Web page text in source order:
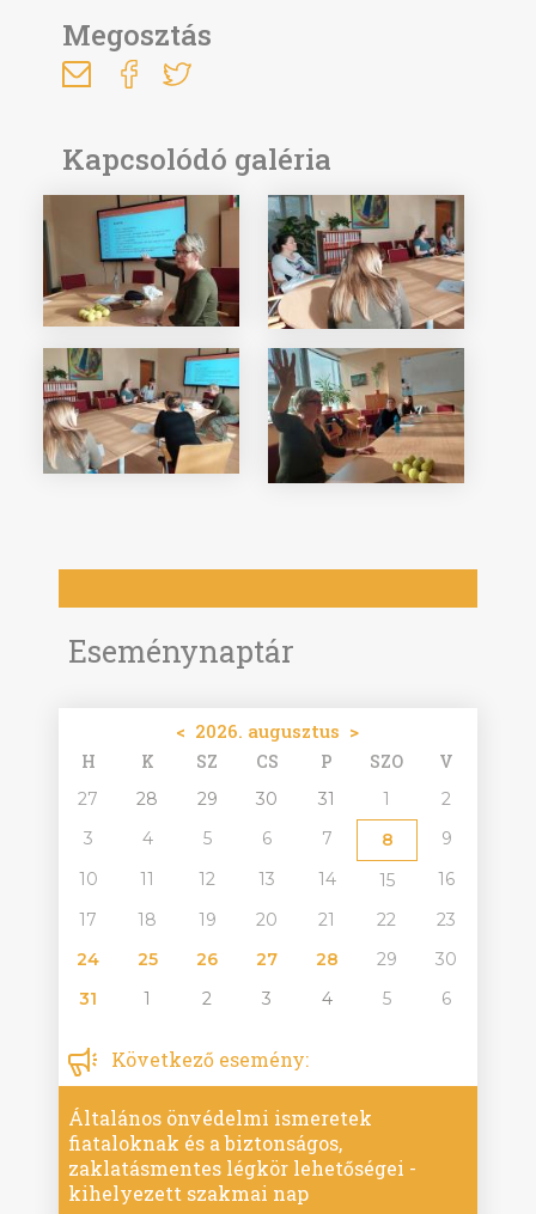
Eseménynaptár
< 2026. augusztus >
H K SZ CS P SZO V
27 28 29 30 31 1
2
3
4 5 6 7 8
9
10
11 12 13 14 15
16
17
18 19 20 21 22
23
24
25 26 27 28 29
30
31
1 2 3 4 5 6
Következő esemény:
Általános önvédelmi ismeretek
fiataloknak és a biztonságos,
zaklatásmentes légkör lehetőségei -
kihelyezett szakmai nap
Megosztás
Kapcsolódó galéria